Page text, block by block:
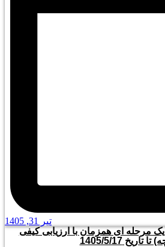
تیر 31, 1405
مرحله ای همزمان با ارزیابی کیفی
تاریخ 1405/5/17